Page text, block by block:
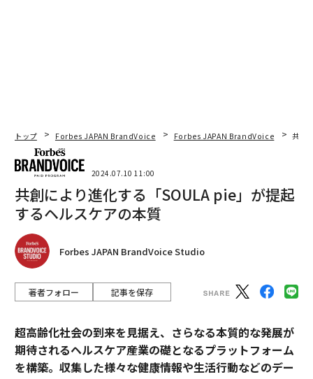
トップ Forbes JAPAN BrandVoice Forbes JAPAN BrandVoice 共創
2024.07.10 11:00
共創により進化する「SOULA pie」が提起
するヘルスケアの本質
Forbes JAPAN BrandVoice Studio
著者フォロー 記事を保存
超高齢化社会の到来を見据え、さらなる本質的な発展が
期待されるヘルスケア産業の礎となるプラットフォーム
を構築。収集した様々な健康情報や生活行動などのデー